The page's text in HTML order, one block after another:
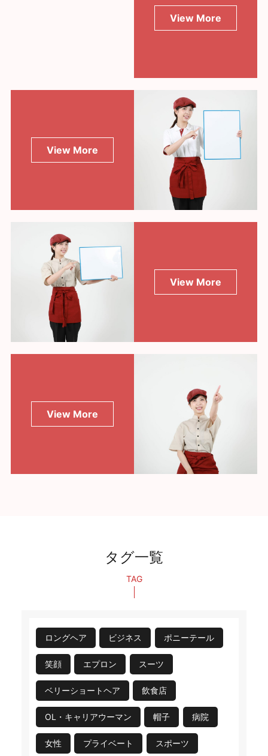
View More
View More
View More
View More
タグ一覧
TAG
ロングヘア ビジネス ポニーテール
笑顔 エプロン スーツ
ベリーショートヘア 飲食店
OL・キャリアウーマン 帽子 病院
女性 プライベート スポーツ